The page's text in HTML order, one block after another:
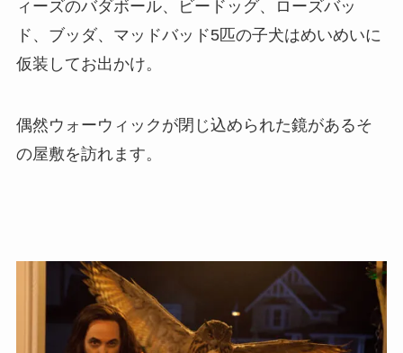
ィーズのバダボール、ビードッグ、ローズバッ
ド、ブッダ、マッドバッド5匹の子犬はめいめいに
仮装してお出かけ。
偶然ウォーウィックが閉じ込められた鏡があるそ
の屋敷を訪れます。